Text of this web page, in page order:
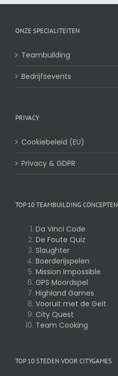
ONZE SPECIALITEITEN
Teambuilding
Bedrijfsevents
PRIVACY
Cookiebeleid (EU)
Privacy & GDPR
TOP 10 TEAMBUILDING CONCEPTEN
Da Vinci Code
De Foute Quiz
Slaughter
Boerderijspelen
Mission Impossible
GPS Moordspel
Highland Games
Vooruit met de Geit
City Quest
Team Cooking
TOP 10 STEDEN VOOR CITYGAMES